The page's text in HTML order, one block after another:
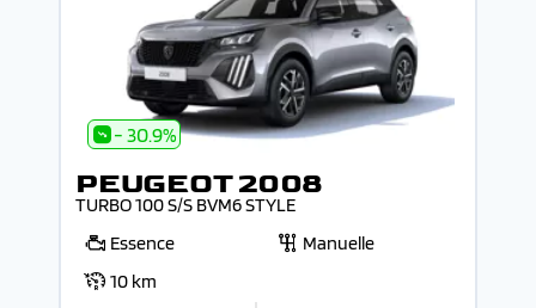
- 30.9%
PEUGEOT 2008
TURBO 100 S/S BVM6 STYLE
Essence
Manuelle
10 km